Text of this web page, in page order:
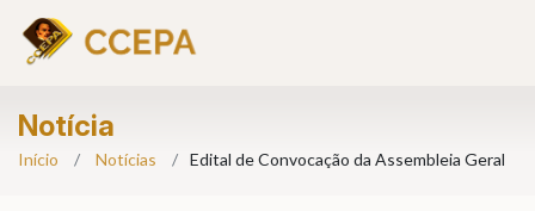
Notícia
Início Notícias Edital de Convocação da Assembleia Geral